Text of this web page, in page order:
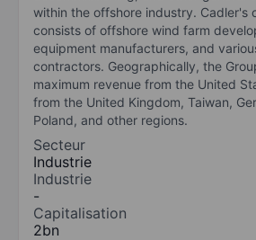
within the offshore industry. Cadler's
consists of offshore wind farm
equipment manufacturers, and
contractors. Geographically, the
maximum revenue from the United
from the United Kingdom, Taiwan,
Poland, and other regions.
Secteur
Industrie
Industrie
-
Capitalisation
2bn